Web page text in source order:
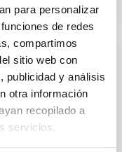
para personalizar
de redes
compartimos
sitio web con
publicidad y análisis
otra información
recopilado a
servicios.
Cosmic Ray
Tokyo y el
para la